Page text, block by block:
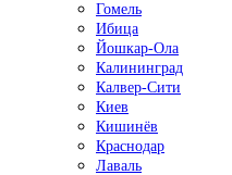
Гомель
Ибица
Йошкар-Ола
Калининград
Калвер-Сити
Киев
Кишинёв
Краснодар
Лаваль